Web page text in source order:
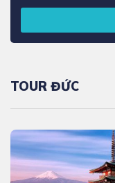
TOUR ĐỨC